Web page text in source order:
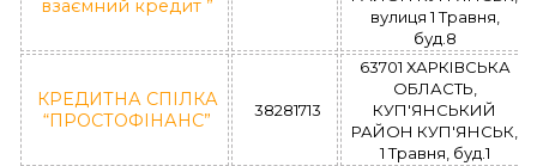
взаємний кредит ”
вулиця 1 Травня,
буд.8
КРЕДИТНА СПІЛКА
“ПРОСТОФІНАНС”
38281713
63701 ХАРКІВСЬКА
ОБЛАСТЬ,
КУП'ЯНСЬКИЙ
РАЙОН КУП'ЯНСЬК,
1 Травня, буд.1